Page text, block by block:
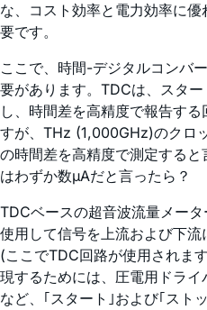
な、コスト効率と電力効率に
要です。
ここで、時間-デジタルコンバ
要があります。TDCは、スタ
し、時間差を高精度で報告す
すが、THz (1,000GHz)のクロ
の時間差を高精度で測定する
はわずか数µAだと言ったら？
TDCベースの超音波流量メー
使用して信号を上流および下
(ここでTDC回路が使用されま
現するためには、圧電用ドラ
など、｢スタート｣および｢スト